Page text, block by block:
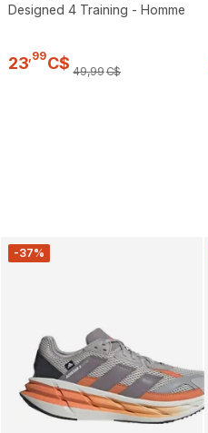
Designed 4 Training - Homme
23 99C$ 49,99C$
-37%